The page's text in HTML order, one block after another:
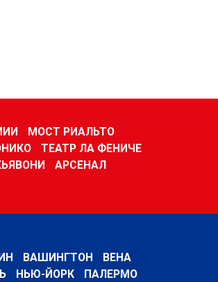
МОСТ РИАЛЬТО
ТЕАТР ЛА ФЕНИЧЕ
АРСЕНАЛ
ВАШИНГТОН
ВЕНА
НЬЮ-ЙОРК ПАЛЕРМО